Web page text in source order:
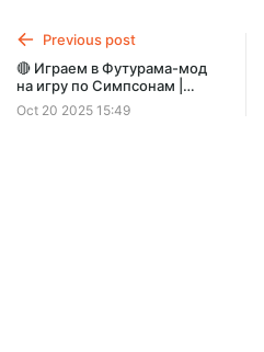
Previous post
🔴 Играем в Футурама-мод
на игру по Симпсонам |
Розыгрыш пополнения
Steam в !tg
Oct 20 2025 15:49